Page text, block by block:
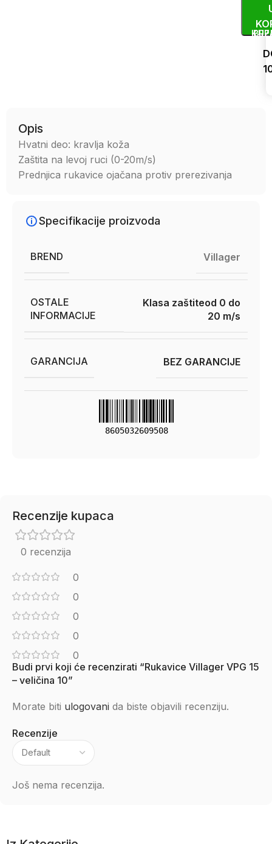
Opis
Hvatni deo: kravlja koža
Zaštita na levoj ruci (0-20m/s)
Prednjica rukavice ojačana protiv prerezivanja
Specifikacije proizvoda
BREND Villager
OSTALE
INFORMACIJE
Klasa zaštiteod 0 do
20 m/s
GARANCIJA BEZ GARANCIJE
8605032609508
Recenzije kupaca
0 recenzija
0
0
0
0
0
Recenzije
Još nema recenzija.
Budi prvi koji će recenzirati “Rukavice Villager VPG 15
– veličina 10”
Morate biti ulogovani da biste objavili recenziju.